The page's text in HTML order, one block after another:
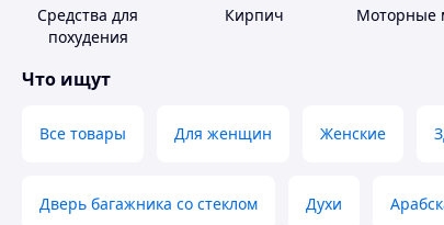
Средства для
похудения
Кирпич Моторные
Что ищут
Все товары Для женщин Женские
Дверь багажника со стеклом Духи